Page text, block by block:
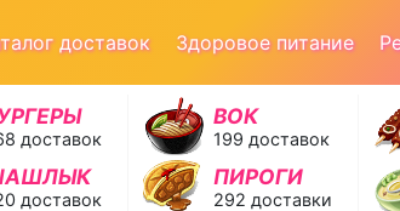
доставок Здоровое питание
доставок
ВОК
199 доставок
доставок
ПИРОГИ
292 доставки